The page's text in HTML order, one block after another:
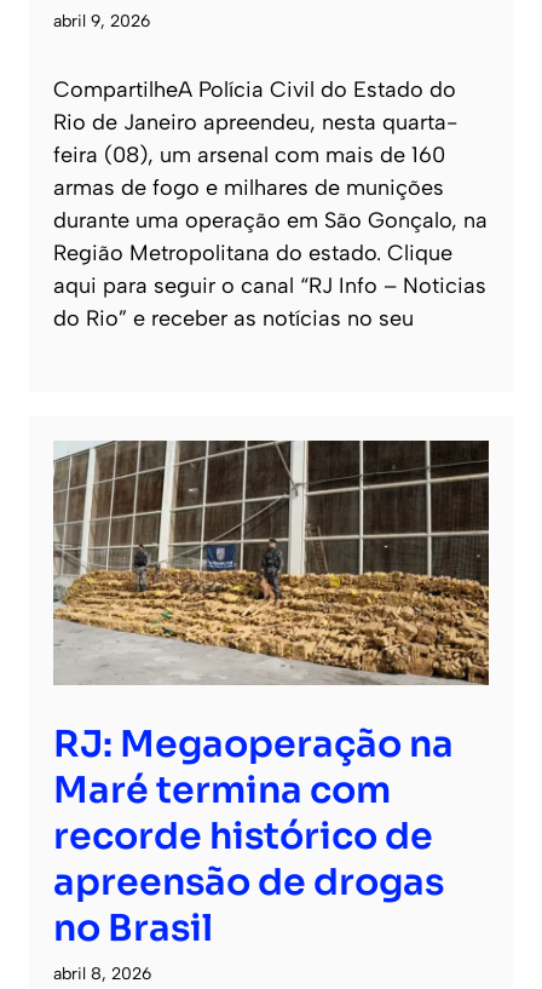
abril 9, 2026
CompartilheA Polícia Civil do Estado do
Rio de Janeiro apreendeu, nesta quarta-
feira (08), um arsenal com mais de 160
armas de fogo e milhares de munições
durante uma operação em São Gonçalo, na
Região Metropolitana do estado. Clique
aqui para seguir o canal “RJ Info – Noticias
do Rio” e receber as notícias no seu
RJ: Megaoperação na
Maré termina com
recorde histórico de
apreensão de drogas
no Brasil
abril 8, 2026